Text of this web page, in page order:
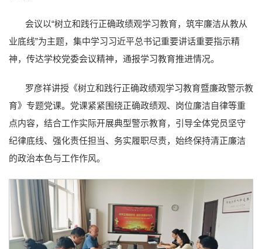
会议以“树立和践行正确政绩观学习教育，筑牢廉洁从教从
业底线”为主题，集中学习习近平总书记重要讲话重要指示精
神，传达学校党委会议精神，通报学习教育推进情况。
罗彦祥讲授《树立和践行正确政绩观学习教育暨廉政警示教
育》专题党课。党课紧紧围绕正确政绩观、岗位廉洁自律等重
点内容，结合工作实际开展典型警示教育，引导全体党员坚守
纪律底线、强化责任担当、务实履职尽责，始终保持清正廉洁
的政治本色与工作作风。